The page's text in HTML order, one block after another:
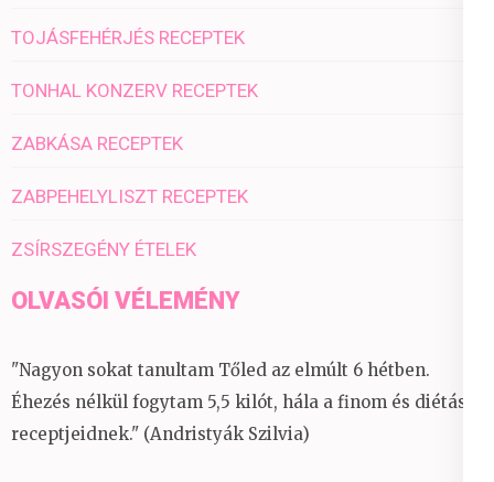
TOJÁSFEHÉRJÉS RECEPTEK
TONHAL KONZERV RECEPTEK
ZABKÁSA RECEPTEK
ZABPEHELYLISZT RECEPTEK
ZSÍRSZEGÉNY ÉTELEK
OLVASÓI VÉLEMÉNY
"Nagyon sokat tanultam Tőled az elmúlt 6 hétben.
Éhezés nélkül fogytam 5,5 kilót, hála a finom és diétás
receptjeidnek." (Andristyák Szilvia)